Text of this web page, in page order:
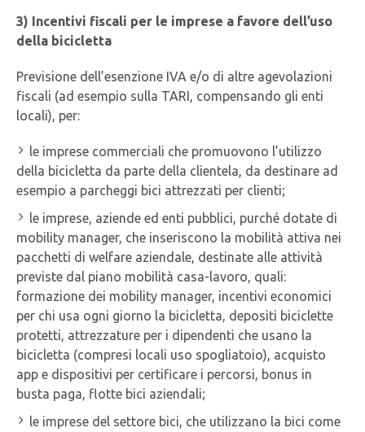
3) Incentivi fiscali per le imprese a favore dell’uso
della bicicletta
Previsione dell’esenzione IVA e/o di altre agevolazioni
fiscali (ad esempio sulla TARI, compensando gli enti
locali), per:
le imprese commerciali che promuovono l’utilizzo
della bicicletta da parte della clientela, da destinare ad
esempio a parcheggi bici attrezzati per clienti;
le imprese, aziende ed enti pubblici, purché dotate di
mobility manager, che inseriscono la mobilità attiva nei
pacchetti di welfare aziendale, destinate alle attività
previste dal piano mobilità casa-lavoro, quali:
formazione dei mobility manager, incentivi economici
per chi usa ogni giorno la bicicletta, depositi biciclette
protetti, attrezzature per i dipendenti che usano la
bicicletta (compresi locali uso spogliatoio), acquisto
app e dispositivi per certificare i percorsi, bonus in
busta paga, flotte bici aziendali;
le imprese del settore bici, che utilizzano la bici come